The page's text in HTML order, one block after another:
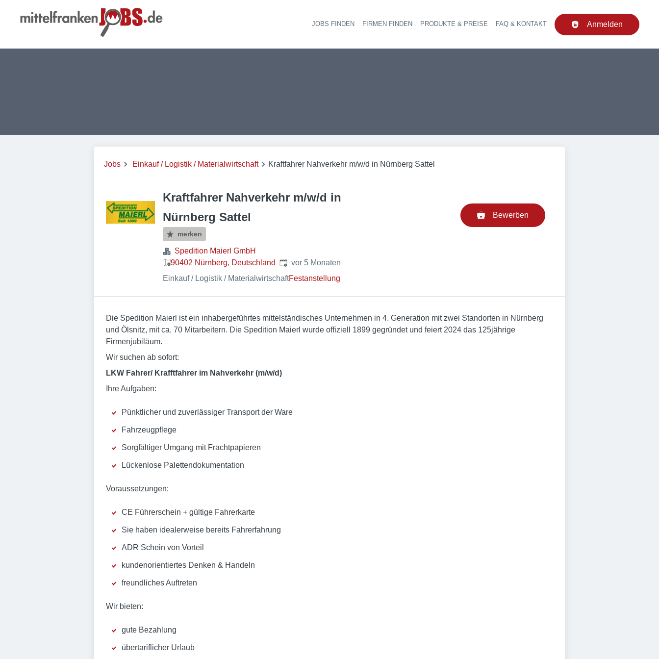
Haupt-Navigation
JOBS FINDEN FIRMEN FINDEN PRODUKTE & PREISE FAQ & KONTAKT Anmelden
Jobs Einkauf / Logistik / Materialwirtschaft Kraftfahrer Nahverkehr m/w/d in Nürnberg Sattel
Kraftfahrer Nahverkehr m/w/d in
Nürnberg Sattel
merken
Spedition Maierl GmbH
90402 Nürnberg, Deutschland Veröffentlicht:
vor 5 Monaten
Einkauf / Logistik / MaterialwirtschaftFestanstellung
Bewerben
Die Spedition Maierl ist ein inhabergeführtes mittelständisches Unternehmen in 4. Generation mit zwei Standorten in Nürnberg
und Ölsnitz, mit ca. 70 Mitarbeitern. Die Spedition Maierl wurde offiziell 1899 gegründet und feiert 2024 das 125jährige
Firmenjubiläum.
Wir suchen ab sofort:
LKW Fahrer/ Krafftfahrer im Nahverkehr (m/w/d)
Ihre Aufgaben:
Pünktlicher und zuverlässiger Transport der Ware
Fahrzeugpflege
Sorgfältiger Umgang mit Frachtpapieren
Lückenlose Palettendokumentation
Voraussetzungen:
CE Führerschein + gültige Fahrerkarte
Sie haben idealerweise bereits Fahrerfahrung
ADR Schein von Vorteil
kundenorientiertes Denken & Handeln
freundliches Auftreten
Wir bieten:
gute Bezahlung
übertariflicher Urlaub